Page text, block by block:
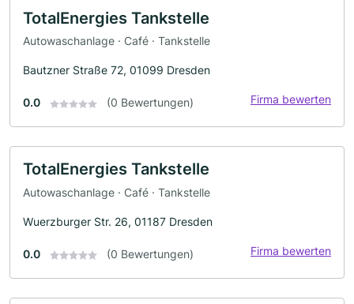
TotalEnergies Tankstelle
Autowaschanlage · Café · Tankstelle
Bautzner Straße 72, 01099 Dresden
0.0 (0 Bewertungen) Firma bewerten
TotalEnergies Tankstelle
Autowaschanlage · Café · Tankstelle
Wuerzburger Str. 26, 01187 Dresden
0.0 (0 Bewertungen) Firma bewerten